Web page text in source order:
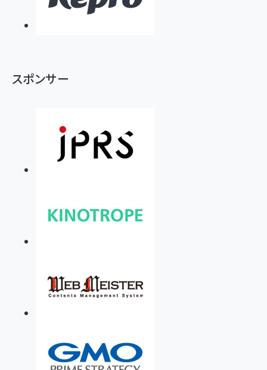
スポンサー